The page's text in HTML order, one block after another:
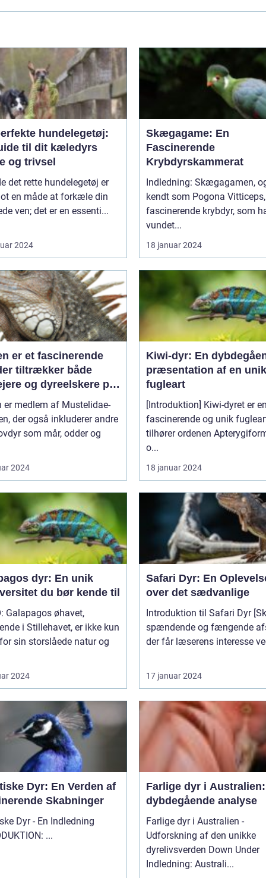
hundelegetøj:
til dit kæledyrs
og trivsel
det rette hundelegetøj er
en måde at forkæle din
ven; det er en essenti...
2024
Skægagame: En
Fascinerende
Krybdyrskammerat
Indledning: Skægagamen, også
kendt som Pogona
fascinerende krybdyr, som
vundet...
18 januar 2024
er et fascinerende
tiltrækker både
og dyreelskere på
af sin unikke
og charme
er medlem af Mustelidae-
der også inkluderer andre
som mår, odder og
2024
Kiwi-dyr: En
præsentation af en unik
fugleart
[Introduktion] Kiwi-dyret er
fascinerende og unik
tilhører ordenen
o...
18 januar 2024
dyr: En unik
du bør kende til
Galapagos øhavet,
i Stillehavet, er ikke kun
sin storslåede natur og
2024
Safari Dyr: En
over det sædvanlige
Introduktion til Safari Dyr [Skriv et
spændende og fængende
der får læserens interesse
17 januar 2024
Dyr: En Verden af
Skabninger
Dyr - En Indledning
INTRODUKTION: ...
Farlige dyr i
dybdegående analyse
Farlige dyr i Australien -
Udforskning af den unikke
dyrelivsverden Down Under
Indledning: Australi...